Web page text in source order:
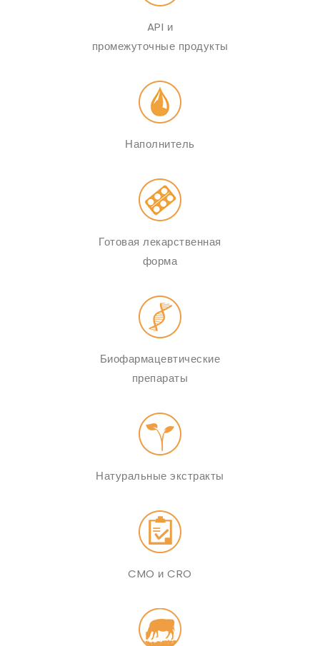
API и
промежуточные продукты
Наполнитель
Готовая лекарственная
форма
Биофармацевтические
препараты
Натуральные экстракты
CMO и CRO